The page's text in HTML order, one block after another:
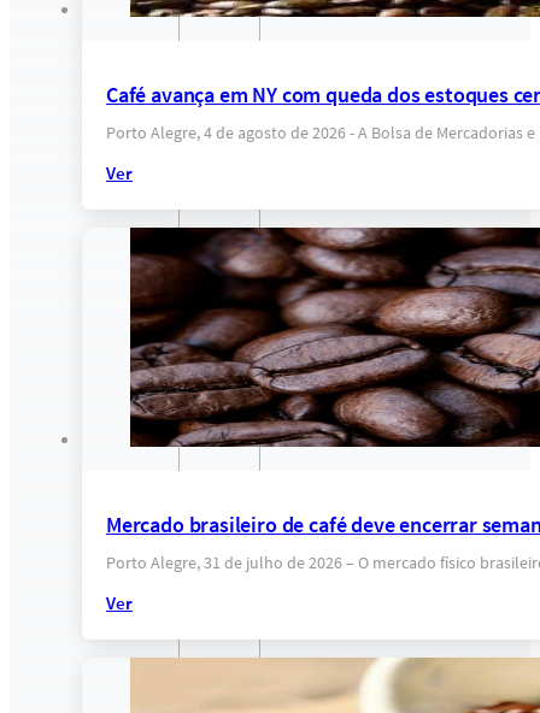
Café avança em NY com queda dos estoques
Porto Alegre, 4 de agosto de 2026 - A Bolsa de Mercadorias
Ver
Mercado brasileiro de café deve encerrar
Porto Alegre, 31 de julho de 2026 – O mercado físico
Ver